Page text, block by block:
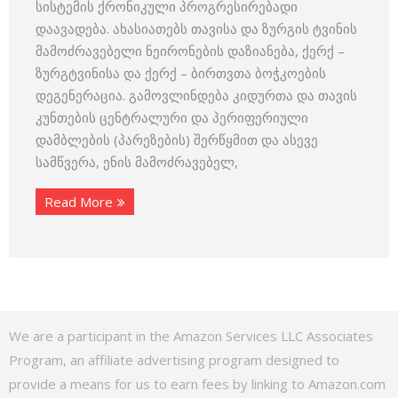
სისტემის ქრონიკული პროგრესირებადი
დაავადება. ახასიათებს თავისა და ზურგის ტვინის
მამოძრავებელი ნეირონების დაზიანება, ქერქ –
ზურგტვინისა და ქერქ – ბირთვთა ბოჭკოების
დეგენერაცია. გამოვლინდება კიდურთა და თავის
კუნთების ცენტრალური და პერიფერიული
დამბლების (პარეზების) შერწყმით და ასევე
სამწვერა, ენის მამოძრავებელ,
Read More
We are a participant in the Amazon Services LLC Associates
Program, an affiliate advertising program designed to
provide a means for us to earn fees by linking to Amazon.com